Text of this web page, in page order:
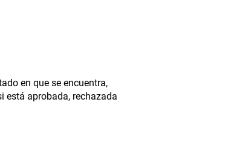
en que se encuentra,
está aprobada, rechazada